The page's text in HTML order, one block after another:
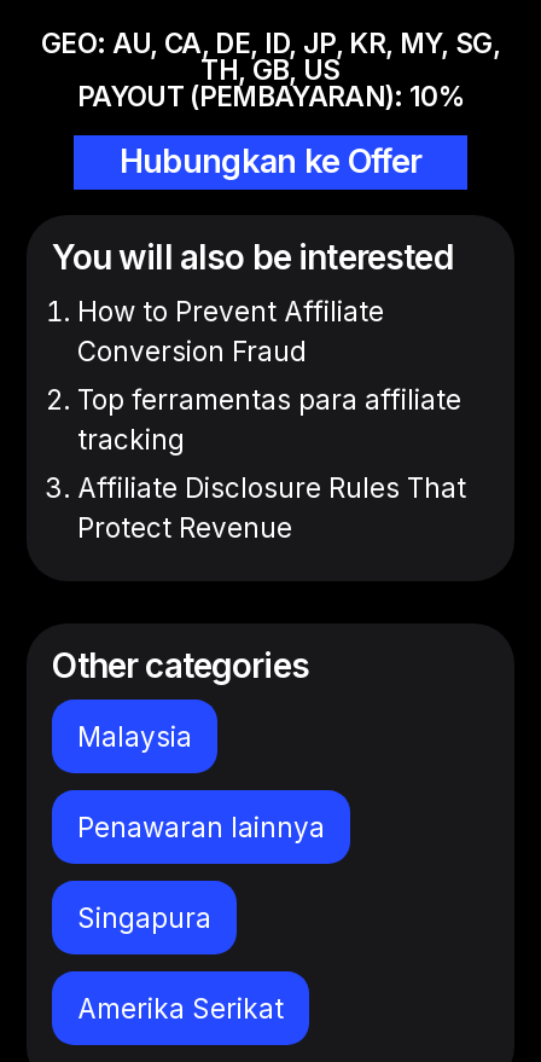
GEO: AU, CA, DE, ID, JP, KR, MY, SG,
TH, GB, US
PAYOUT (PEMBAYARAN): 10%
Hubungkan ke Offer
You will also be interested
How to Prevent Affiliate
Conversion Fraud
Top ferramentas para affiliate
tracking
Affiliate Disclosure Rules That
Protect Revenue
Other categories
Malaysia
Penawaran lainnya
Singapura
Amerika Serikat